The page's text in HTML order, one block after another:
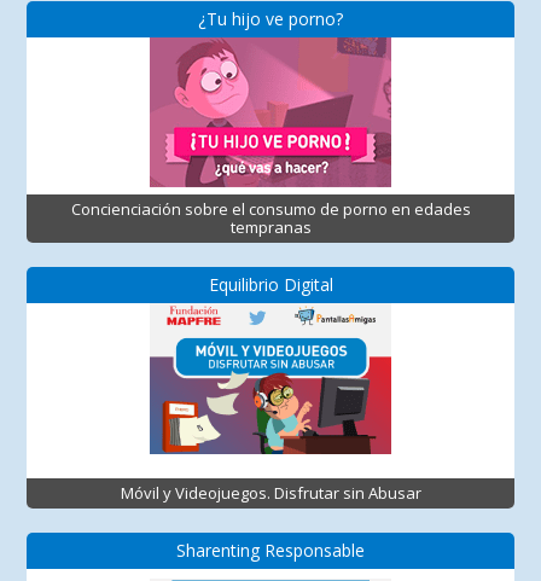
¿Tu hijo ve porno?
Concienciación sobre el consumo de porno en edades
tempranas
Equilibrio Digital
Móvil y Videojuegos. Disfrutar sin Abusar
Sharenting Responsable